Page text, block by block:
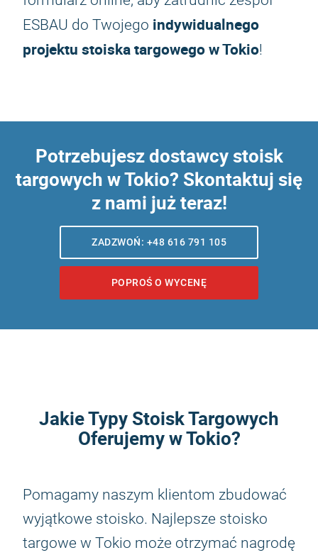
ESBAU do Twojego indywidualnego
projektu stoiska targowego w Tokio!
Potrzebujesz dostawcy stoisk
targowych w Tokio? Skontaktuj się
z nami już teraz!
ZADZWOŃ: +48 616 791 105
POPROŚ O WYCENĘ
Jakie Typy Stoisk Targowych
Oferujemy w Tokio?
Pomagamy naszym klientom zbudować
wyjątkowe stoisko. Najlepsze stoisko
targowe w Tokio może otrzymać nagrodę